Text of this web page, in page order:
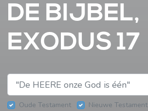
DE BIJBEL,
EXODUS 17
Oude Testament Nieuwe Testament